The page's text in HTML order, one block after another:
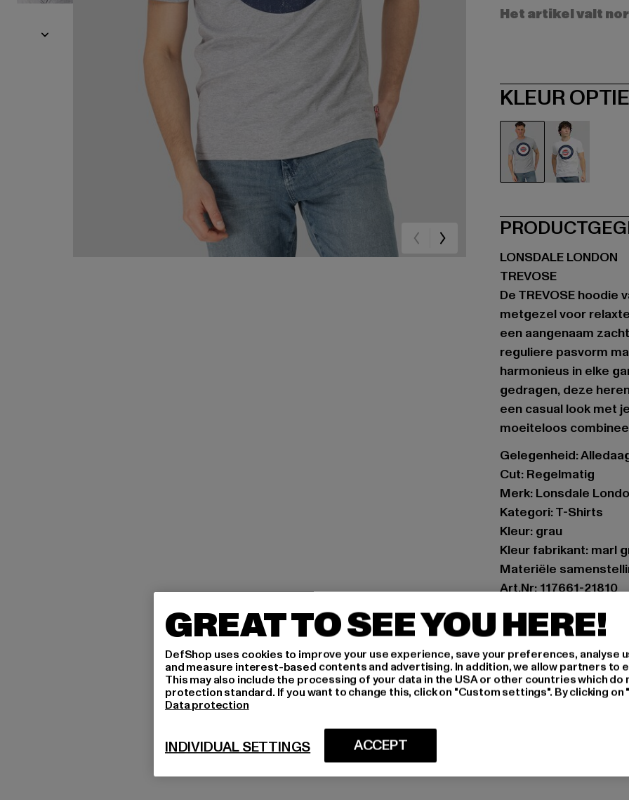
Het artikel valt
KLEUR
LONSDALE LONDON
TREVOSE
De TREVOSE
metgezel voor
een aangenaam
reguliere pasvorm
harmonieus in elke
gedragen, deze
een casual look met
moeiteloos
Gelegenheid:
Cut: Regelmatig
Merk: Lonsdale
Kategori: T-Shirts
Kleur: grau
Kleur fabrikant: marl
Materiële
Art.Nr: 117661-21810
Fabrikant: Punch
MAAT
GREAT TO SEE YOU HERE!
DefShop uses cookies to improve your use experience, save your preferences, analyse
and measure interest-based contents and advertising. In addition, we allow partners to
This may also include the processing of your data in the USA or other countries which do
protection standard. If you want to change this, click on "Custom settings". By clicking
Data protection
ACCEPT
INDIVIDUAL SETTINGS